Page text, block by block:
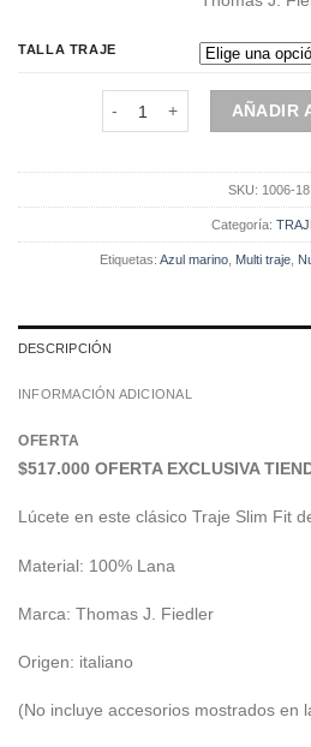
TALLA TRAJE
Terno Multitraje Azul
AÑADIR
SKU: 1006-18
Categoría:
Etiquetas: Azul marino Multi traje
DESCRIPCIÓN
INFORMACIÓN ADICIONAL
OFERTA
$517.000 OFERTA EXCLUSIVA
Lúcete en este clásico Traje Slim Fit
Material: 100% Lana
Marca: Thomas J. Fiedler
Origen: italiano
(No incluye accesorios mostrados en